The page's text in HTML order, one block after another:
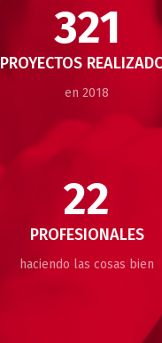
321
PROYECTOS
en 2018
22
PROFESIONALES
haciendo las cosas bien